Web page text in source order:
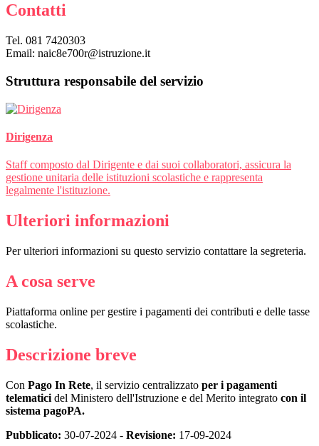
Contatti
Tel. 081 7420303
Email: naic8e700r@istruzione.it
Struttura responsabile del servizio
Dirigenza
Staff composto dal Dirigente e dai suoi collaboratori, assicura la
gestione unitaria delle istituzioni scolastiche e rappresenta
legalmente l'istituzione.
Ulteriori informazioni
Per ulteriori informazioni su questo servizio contattare la segreteria.
A cosa serve
Piattaforma online per gestire i pagamenti dei contributi e delle tasse
scolastiche.
Descrizione breve
Con Pago In Rete, il servizio centralizzato per i pagamenti
telematici del Ministero dell'Istruzione e del Merito integrato con il
sistema pagoPA.
Pubblicato: 30-07-2024 - Revisione: 17-09-2024